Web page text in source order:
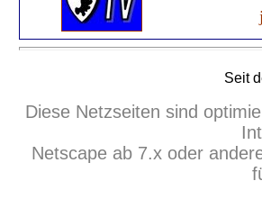
Seit
Diese Netzseiten sind
Netscape ab 7.x oder